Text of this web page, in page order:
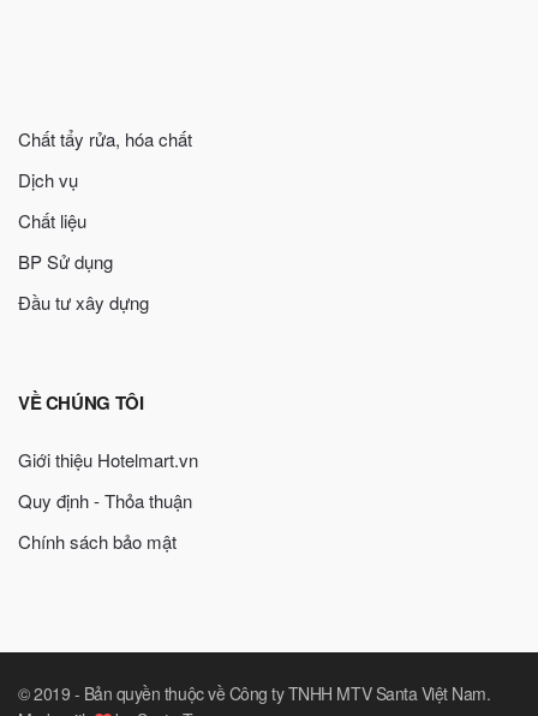
Chất tẩy rửa, hóa chất
Dịch vụ
Chất liệu
BP Sử dụng
Đầu tư xây dựng
VỀ CHÚNG TÔI
Giới thiệu Hotelmart.vn
Quy định - Thỏa thuận
Chính sách bảo mật
© 2019 - Bản quyền thuộc về Công ty TNHH MTV Santa Việt Nam.